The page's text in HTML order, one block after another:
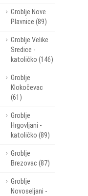
Groblje Nove
Plavnice (89)
Groblje Velike
Sredice -
katoličko (146)
Groblje
Klokočevac
(61)
Groblje
Hrgovljani -
katoličko (89)
Groblje
Brezovac (87)
Groblje
Novoseljani -